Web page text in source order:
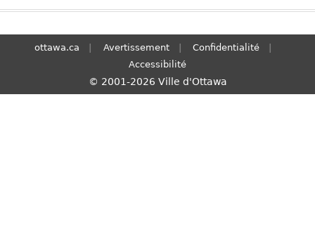
h
ottawa.ca Avertissement
Confidentialité
Accessibilité
© 2001-2026 Ville d'Ottawa